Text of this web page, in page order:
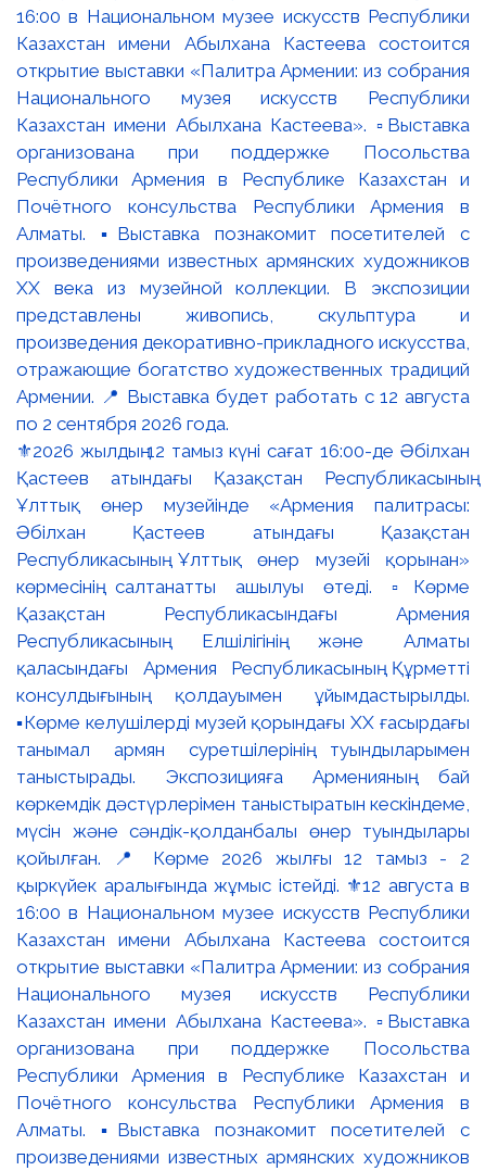
⚜️2026 жылдың 12 тамыз күні сағат 16:00-де Әбілхан
Қастеев атындағы Қазақстан Республикасының
Ұлттық өнер музейінде «Армения палитрасы:
Әбілхан Қастеев атындағы Қазақстан
Республикасының Ұлттық өнер музейі қорынан»
көрмесінің салтанатты ашылуы өтеді. ▫️Көрме
Қазақстан Республикасындағы Армения
Республикасының Елшілігінің және Алматы
қаласындағы Армения Республикасының Құрметті
консулдығының қолдауымен ұйымдастырылды.
▪️Көрме келушілерді музей қорындағы ХХ ғасырдағы
танымал армян суретшілерінің туындыларымен
таныстырады. Экспозицияға Арменияның бай
көркемдік дәстүрлерімен таныстыратын кескіндеме,
мүсін және сәндік-қолданбалы өнер туындылары
қойылған. 📍 Көрме 2026 жылғы 12 тамыз - 2
қыркүйек аралығында жұмыс істейді. ⚜️12 августа в
16:00 в Национальном музее искусств Республики
Казахстан имени Абылхана Кастеева состоится
открытие выставки «Палитра Армении: из собрания
Национального музея искусств Республики
Казахстан имени Абылхана Кастеева». ▫️Выставка
организована при поддержке Посольства
Республики Армения в Республике Казахстан и
Почётного консульства Республики Армения в
Алматы. ▪️Выставка познакомит посетителей с
произведениями известных армянских художников